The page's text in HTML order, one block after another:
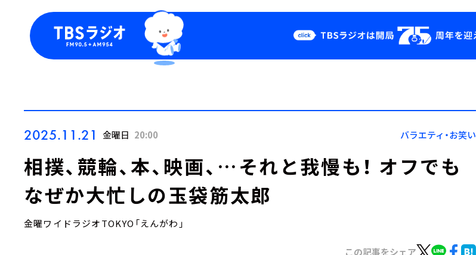
Podcast
YouTube
会社情報
2025.11.21 金曜日 20:00 バラエティ・お笑い
相撲、競輪、本、映画、…それと我慢も！ オフでも
なぜか大忙しの玉袋筋太郎
金曜ワイドラジオTOKYO「えんがわ」
この記事をシェア